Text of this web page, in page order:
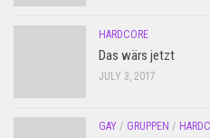
HARDCORE
Das wärs jetzt
JULY 3, 2017
GAY / GRUPPEN /